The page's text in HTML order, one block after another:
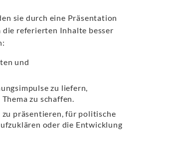
sie durch eine Präsentation
referierten Inhalte besser
und
zu liefern,
zu schaffen.
präsentieren, für politische
oder die Entwicklung